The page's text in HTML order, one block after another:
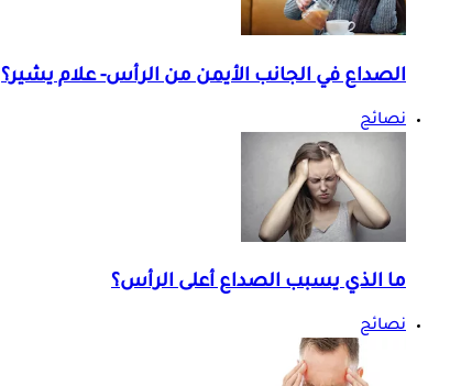
الصداع في الجانب الأيمن من الرأس- علام يشير؟
نصائح
ما الذي يسبب الصداع أعلى الرأس؟
نصائح